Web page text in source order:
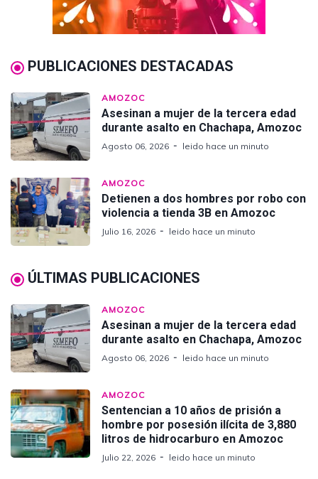
PUBLICACIONES DESTACADAS
AMOZOC
Asesinan a mujer de la tercera edad
durante asalto en Chachapa, Amozoc
Agosto 06, 2026 leido hace un minuto
AMOZOC
Detienen a dos hombres por robo con
violencia a tienda 3B en Amozoc
Julio 16, 2026 leido hace un minuto
ÚLTIMAS PUBLICACIONES
AMOZOC
Asesinan a mujer de la tercera edad
durante asalto en Chachapa, Amozoc
Agosto 06, 2026 leido hace un minuto
AMOZOC
Sentencian a 10 años de prisión a
hombre por posesión ilícita de 3,880
litros de hidrocarburo en Amozoc
Julio 22, 2026 leido hace un minuto